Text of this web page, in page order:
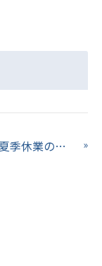
夏季休業のお知らせ »